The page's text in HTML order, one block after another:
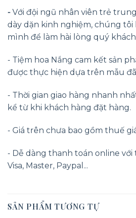
- Với đội ngũ nhân viên trẻ
dày dặn kinh nghiệm, chúng
mình để làm hài lòng quý
- Tiệm hoa Nắng cam kết sản
được thực hiện dựa trên mẫu
- Thời gian giao hàng nhanh
kể từ khi khách hàng đặt hàng.
- Giá trên chưa bao gồm thuế
- Dễ dàng thanh toán online với
Visa, Master, Paypal...
SẢN PHẨM TƯƠNG TỰ